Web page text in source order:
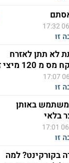
זו
לא תתן לאזרח
120 מיצי ז
זו
באותן
בלאי
זו
בקורקינט? למה